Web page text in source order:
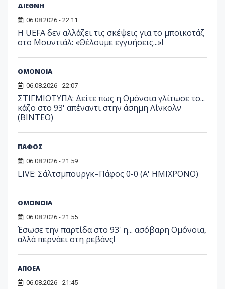
ΔΙΕΘΝΗ
06.08.2026 - 22:11
Η UEFA δεν αλλάζει τις σκέψεις για το μποϊκοτάζ
στο Μουντιάλ: «Θέλουμε εγγυήσεις...»!
ΟΜΟΝΟΙΑ
06.08.2026 - 22:07
ΣΤΙΓΜΙΟΤΥΠΑ: Δείτε πως η Ομόνοια γλίτωσε το...
κάζο στο 93' απέναντι στην άσημη Λίνκολν
(ΒΙΝΤΕΟ)
ΠΑΦΟΣ
06.08.2026 - 21:59
LIVE: Σάλτσμπουργκ–Πάφος 0-0 (Α' ΗΜΙΧΡΟΝΟ)
ΟΜΟΝΟΙΑ
06.08.2026 - 21:55
Έσωσε την παρτίδα στο 93' η... ασόβαρη Ομόνοια,
αλλά περνάει στη ρεβάνς!
ΑΠΟΕΛ
06.08.2026 - 21:45